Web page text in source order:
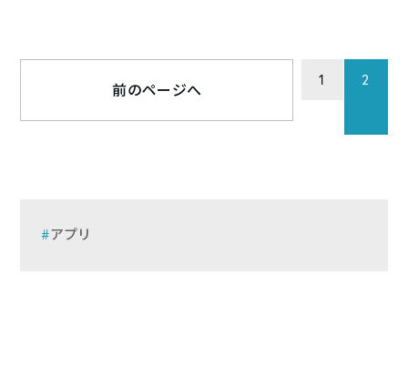
前のページへ
1 2
アプリ